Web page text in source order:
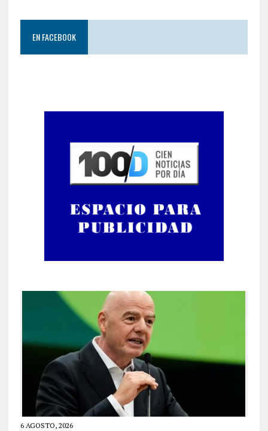
EN FACEBOOK
6 AGOSTO, 2026